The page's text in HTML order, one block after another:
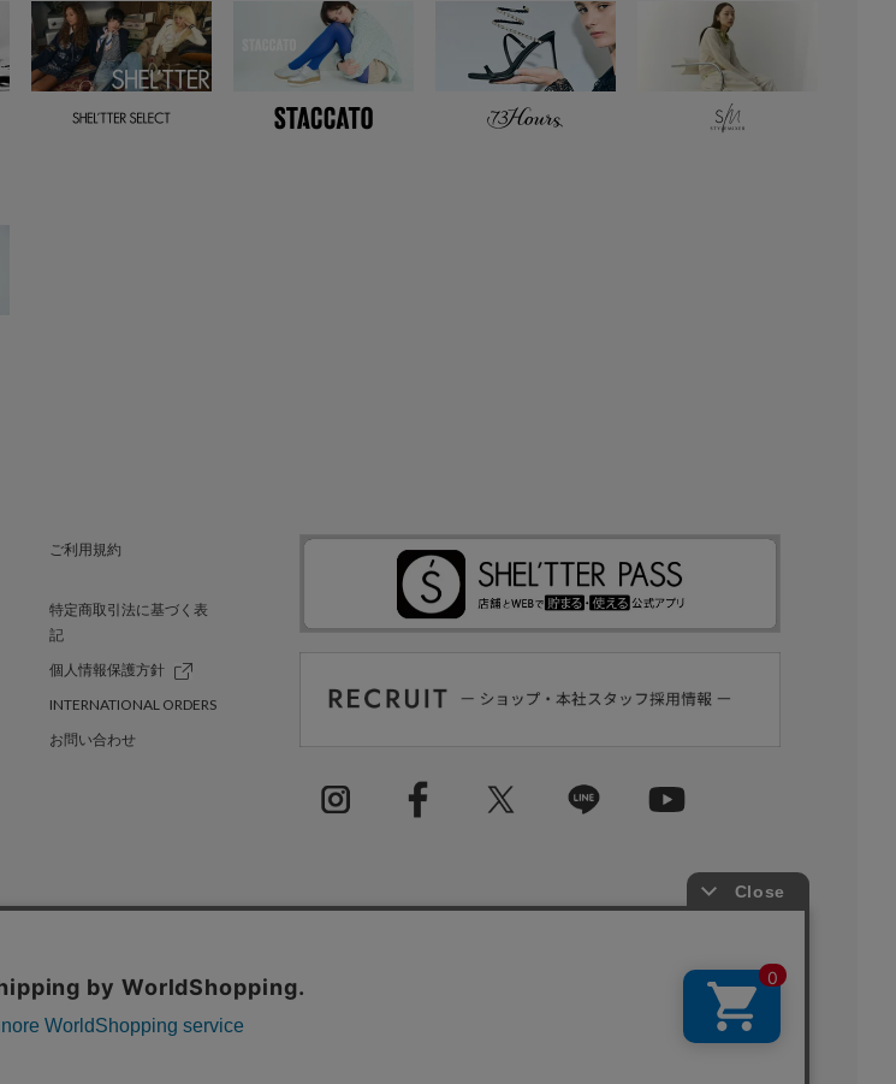
ご利用規約
特定商取引法に基づく表
記
個人情報保護方針
INTERNATIONAL ORDERS
お問い合わせ
採用情報